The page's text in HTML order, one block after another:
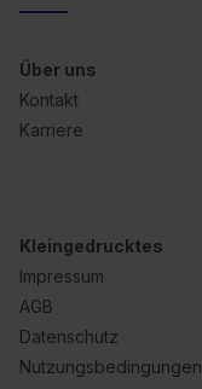
Über uns
Kontakt
Karriere
Kleingedrucktes
Impressum
AGB
Datenschutz
Nutzungsbedingungen